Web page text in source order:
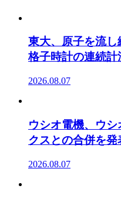
東大、原子を流
格子時計の連続計
2026.08.07
ウシオ電機、ウ
クスとの合併を発
2026.08.07